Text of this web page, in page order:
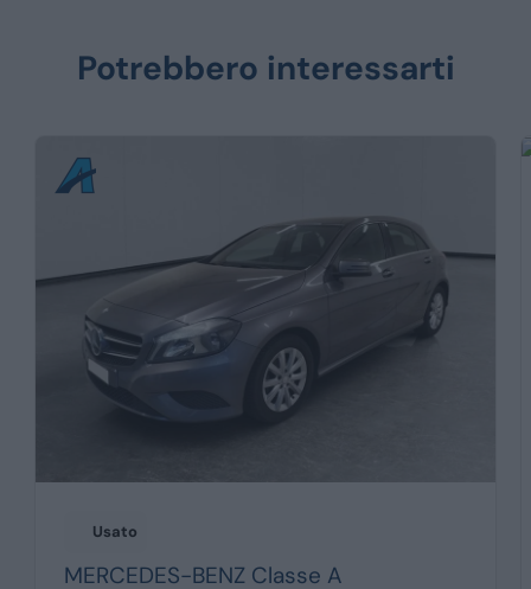
Potrebbero interessarti
Usato
MERCEDES-BENZ Classe A